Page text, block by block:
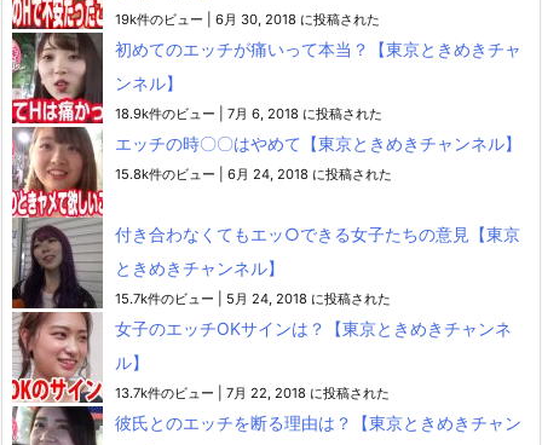
19k件のビュー 6月 30, 2018 に投稿された
初めてのエッチが痛いって本当？【東京ときめきチャ
ンネル】
18.9k件のビュー 7月 6, 2018 に投稿された
エッチの時〇〇はやめて【東京ときめきチャンネル】
15.8k件のビュー 6月 24, 2018 に投稿された
付き合わなくてもエッ○できる女子たちの意見【東京
ときめきチャンネル】
15.7k件のビュー 5月 24, 2018 に投稿された
女子のエッチOKサインは？【東京ときめきチャンネ
ル】
13.7k件のビュー 7月 22, 2018 に投稿された
彼氏とのエッチを断る理由は？【東京ときめきチャン